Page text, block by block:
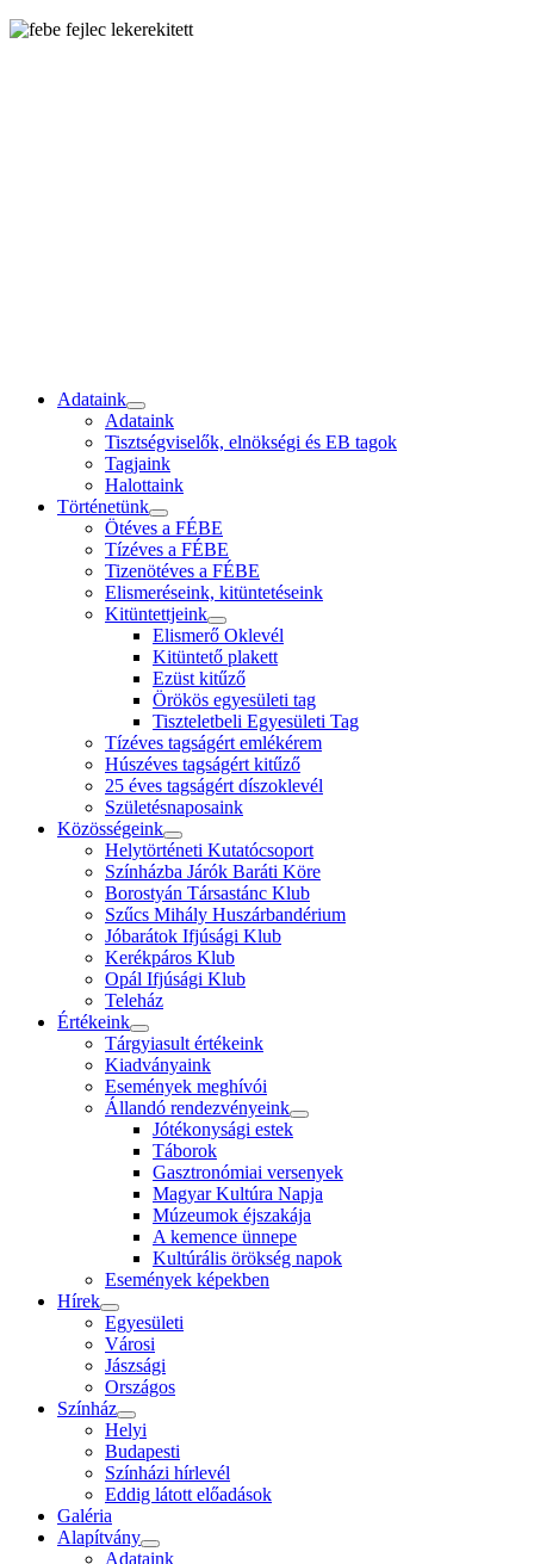
Adataink
Adataink
Tisztségviselők, elnökségi és EB tagok
Tagjaink
Halottaink
Történetünk
Ötéves a FÉBE
Tízéves a FÉBE
Tizenötéves a FÉBE
Elismeréseink, kitüntetéseink
Kitüntettjeink
Elismerő Oklevél
Kitüntető plakett
Ezüst kitűző
Örökös egyesületi tag
Tiszteletbeli Egyesületi Tag
Tízéves tagságért emlékérem
Húszéves tagságért kitűző
25 éves tagságért díszoklevél
Születésnaposaink
Közösségeink
Helytörténeti Kutatócsoport
Színházba Járók Baráti Köre
Borostyán Társastánc Klub
Szűcs Mihály Huszárbandérium
Jóbarátok Ifjúsági Klub
Kerékpáros Klub
Opál Ifjúsági Klub
Teleház
Értékeink
Tárgyiasult értékeink
Kiadványaink
Események meghívói
Állandó rendezvényeink
Jótékonysági estek
Táborok
Gasztronómiai versenyek
Magyar Kultúra Napja
Múzeumok éjszakája
A kemence ünnepe
Kultúrális örökség napok
Események képekben
Hírek
Egyesületi
Városi
Jászsági
Országos
Színház
Helyi
Budapesti
Színházi hírlevél
Eddig látott előadások
Galéria
Alapítvány
Adataink